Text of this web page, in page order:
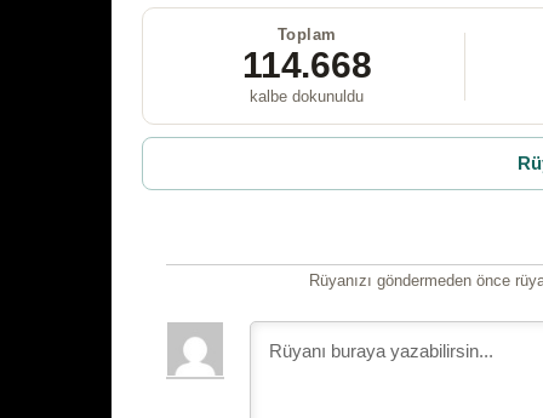
Toplam
114.668
kalbe dokunuldu
Rüyanızı göndermeden önce